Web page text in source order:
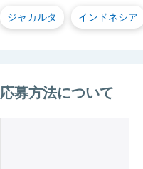
ジャカルタ インドネシア
応募方法について